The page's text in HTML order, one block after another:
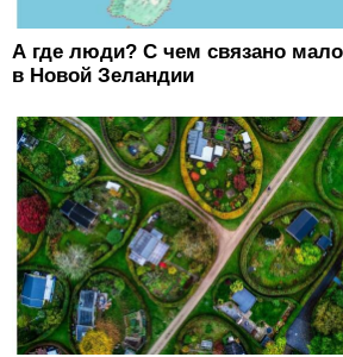
А где люди? С чем связано
в Новой Зеландии